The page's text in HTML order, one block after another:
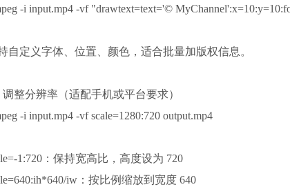
-i input.mp4 -vf "drawtext=text='©
自定义字体、位置、颜色，适合批量加版权信息。
调整分辨率（适配手机或平台要求）
-i input.mp4 -vf scale=1280:720 output.mp4
1:720：保持宽高比，高度设为 720
iw：按比例缩放到宽度 640